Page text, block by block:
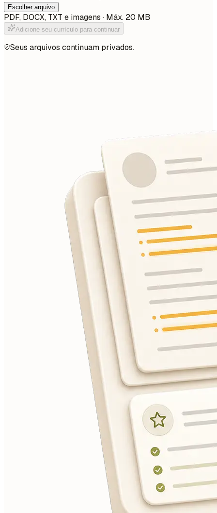
Escolher arquivo
PDF, DOCX, TXT e imagens · Máx. 20 MB
Adicione seu currículo para continuar
Seus arquivos continuam privados.